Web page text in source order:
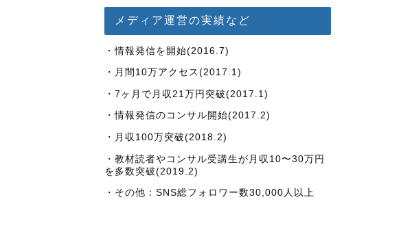
メディア運営の実績など
・情報発信を開始(2016.7)
・月間10万アクセス(2017.1)
・7ヶ月で月収21万円突破(2017.1)
・情報発信のコンサル開始(2017.2)
・月収100万突破(2018.2)
・教材読者やコンサル受講生が月収10〜30万円
を多数突破(2019.2)
・その他：SNS総フォロワー数30,000人以上